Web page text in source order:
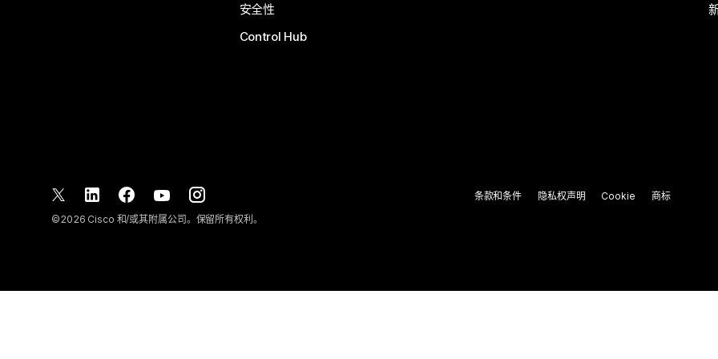
安全性
Control Hub
©2026 Cisco 和/或其附属公司。保留所有权利。
条款和条件 隐私权声明 Cookie 商标